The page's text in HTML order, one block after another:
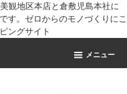
観地区本店と倉敷児島本社に
す。ゼロからのモノづくりにこ
ングサイト
メニュー